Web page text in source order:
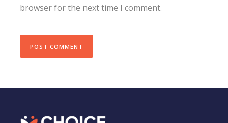
browser for the next time I comment.